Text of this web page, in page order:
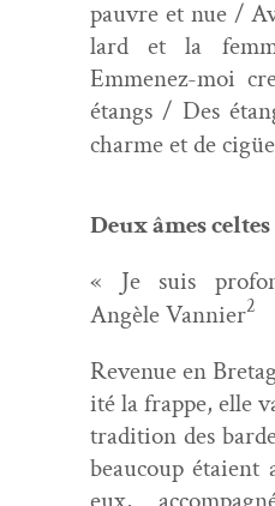
pau­vre et nue /
lard et la
Emmenez-moi
étangs / Des
charme et de
Deux âmes celtes
« Je suis
Angèle Van­nier2
Rev­enue en
ité la frappe, elle
tra­di­tion des
beau­coup étaient